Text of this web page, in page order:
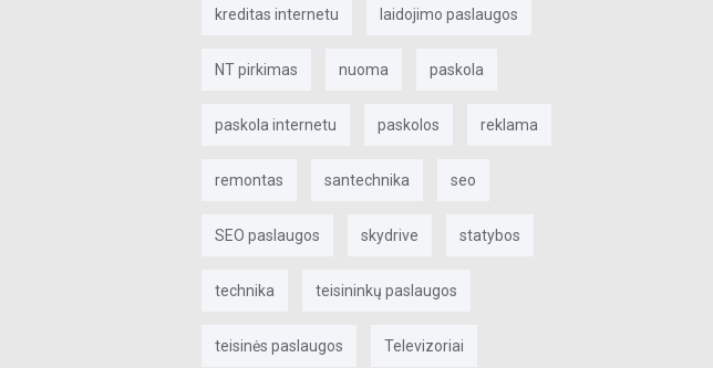
kreditas internetu laidojimo paslaugos
NT pirkimas nuoma paskola
paskola internetu paskolos reklama
remontas santechnika seo
SEO paslaugos skydrive statybos
technika teisininkų paslaugos
teisinės paslaugos Televizoriai